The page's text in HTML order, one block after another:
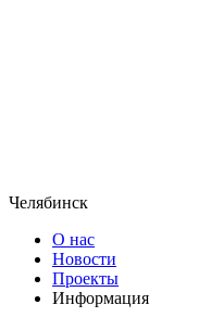
Челябинск
О нас
Новости
Проекты
Информация